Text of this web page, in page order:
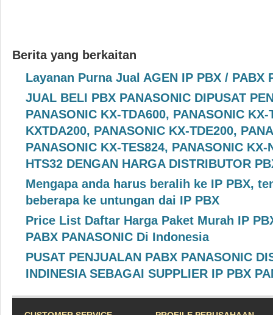
Berita yang berkaitan
Layanan Purna Jual AGEN IP PBX /
JUAL BELI PBX PANASONIC DIPUSAT
PANASONIC KX-TDA600, PANASONIC
KXTDA200, PANASONIC KX-TDE200,
PANASONIC KX-TES824, PANASONIC
HTS32 DENGAN HARGA DISTRIBUTOR
Mengapa anda harus beralih ke IP PBX,
beberapa ke untungan dai IP PBX
Price List Daftar Harga Paket Murah IP
PABX PANASONIC Di Indonesia
PUSAT PENJUALAN PABX PANASONIC
INDINESIA SEBAGAI SUPPLIER IP PBX